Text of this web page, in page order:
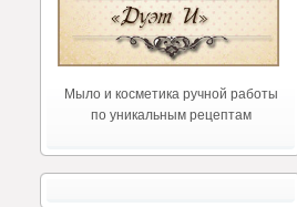
Мыло и косметика ручной работы
по уникальным рецептам